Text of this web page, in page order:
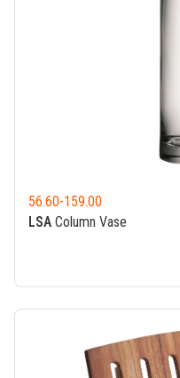
56.60-159.00
LSA Column Vase